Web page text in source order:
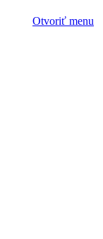
Otvoriť menu